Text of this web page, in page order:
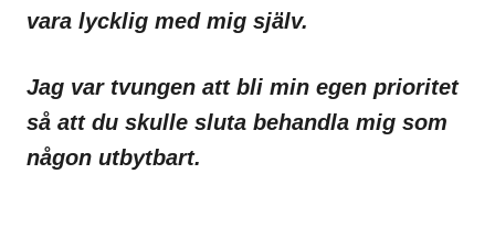
vara lycklig med mig själv.
Jag var tvungen att bli min egen prioritet
så att du skulle sluta behandla mig som
någon utbytbart.